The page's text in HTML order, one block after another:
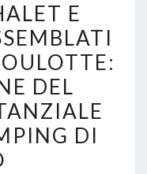
E
DEL
DI